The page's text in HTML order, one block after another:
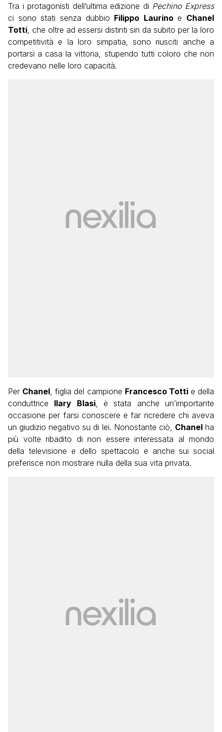
Tra i protagonisti dell’ultima edizione di Pechino Express
ci sono stati senza dubbio Filippo Laurinoe Chanel
Totti , che oltre ad essersi distinti sin da subito per la loro
competitività e la loro simpatia, sono riusciti anche a
portarsi a casa la vittoria, stupendo tutti coloro che non
credevano nelle loro capacità.
Per Chanel , figlia del campione Francesco Tottie della
conduttrice Ilary Blasi, è stata anche un’importante
occasione per farsi conoscere e far ricredere chi aveva
un giudizio negativo su di lei. Nonostante ciò, Chanelha
più volte ribadito di non essere interessata al mondo
della televisione e dello spettacolo e anche sui social
preferisce non mostrare nulla della sua vita privata.